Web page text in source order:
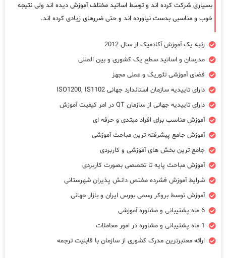
بسیاری شرکت کرده اند و توسط اساتید مختلف آموزش دیده اند ولی نتیجه
خوب و مناسبی بدست نیاورده اند و حتی ضررهای زیادی کرده اند.
رتبه یک آموزش آکادمیک از سال 2012
مدرسان و اساتید سطح یک کشوری و بین المللی
فضای آموزشی تئوریک و عملی مجهز
دارای تاییدیه سازمان استاندارد جهانی ISO1200, IS1102
دارای تاییدیه جهانی از سازمان QT در امر کیفیت آموزش
آموزش مناسب برای افراد مبتدی و حرفه ای
آموزش جامع پیشرفته ترین مباحث آموزشی
جامع ترین بخش های آموزشی و کاربردی
آموزش مباحث پایه تا تخصصی بصورت کاربردی
شرایط آموزش فشرده مختص دانش پذیران شهرستانی
آموزش توسط بروکر رسمی بورس ایران و بازار جهانی
6 ماه پشتیبانی و مشاوره آموزشی
1 ماه پشتیبانی و مشاوره در امور معاملات
ارائه معتبرترین مدرک کشوری از سازمان با قابلیت ترجمه